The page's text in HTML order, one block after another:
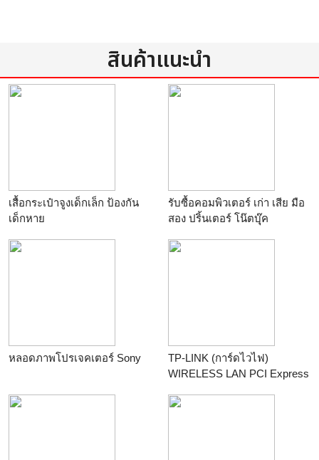
สินค้าแนะนำ
เสื้อกระเป๋าจูงเด็กเล็ก ป้องกัน
เด็กหาย
รับซื้อคอมพิวเตอร์ เก่า เสีย มือ
สอง ปริ้นเตอร์ โน๊ตบุุ๊ค
หลอดภาพโปรเจคเตอร์ Sony
TP-LINK (การ์ดไวไฟ)
WIRELESS LAN PCI Express
AC1300 อุปกรณ์รับ Wi-Fi